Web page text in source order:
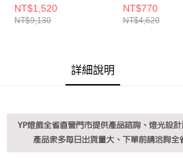
時審查核予不同之上限額度；若仍有額度不足
請求用戶進行身份認證。
NT$1,520
NT$9,130
NT$770
NT$4,620
詳細說明